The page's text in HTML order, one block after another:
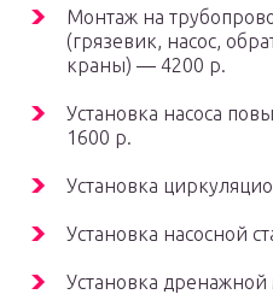
Монтаж на
(грязевик, насос,
краны) — 4200 р.
Установка насоса
1600 р.
Установка
Установка насосной
Установка